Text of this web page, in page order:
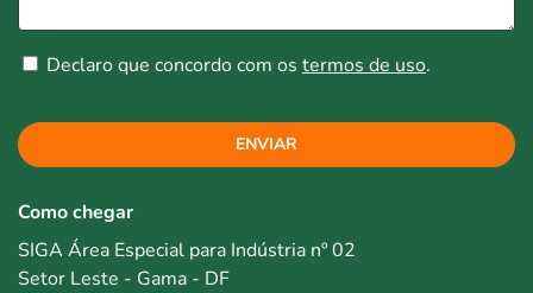
Declaro que concordo com os termos de uso.
ENVIAR
Como chegar
SIGA Área Especial para Indústria nº 02
Setor Leste - Gama - DF